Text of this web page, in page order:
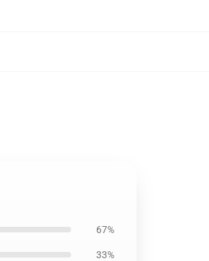
67%
33%